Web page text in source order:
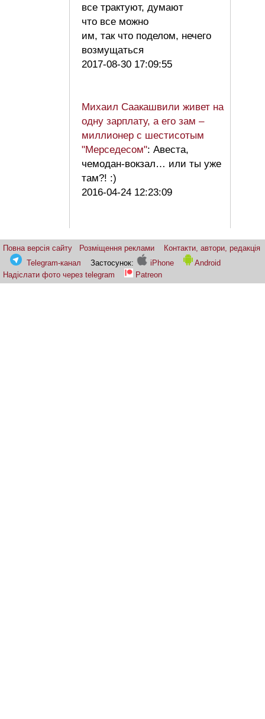
все трактуют, думают
что все можно
им, так что поделом, нечего
возмущаться
2017-08-30 17:09:55
Михаил Саакашвили живет на
одну зарплату, а его зам –
миллионер с шестисотым
"Мерседесом": Авеста,
чемодан-вокзал… или ты уже
там?! :)
2016-04-24 12:23:09
Повна версія сайту Розміщення реклами
Контакти, автори, редакція
Telegram-канал
Застосунок: iPhone
Android
Надіслати фото через telegram
Patreon